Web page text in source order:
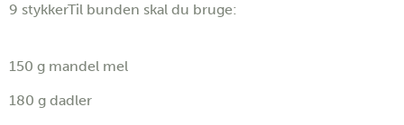
9 stykkerTil bunden skal du bruge:
150 g mandel mel
180 g dadler